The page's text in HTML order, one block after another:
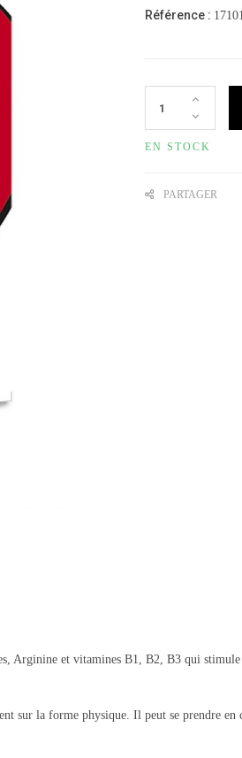
Référence :
EN STOCK
PARTAGER
Arginine et vitamines B1, B2, B3 qui
sur la forme physique. Il peut se prendre